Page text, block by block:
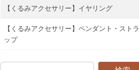
【くるみアクセサリー】イヤリング
【くるみアクセサリー】ペンダント・ストラ
ップ